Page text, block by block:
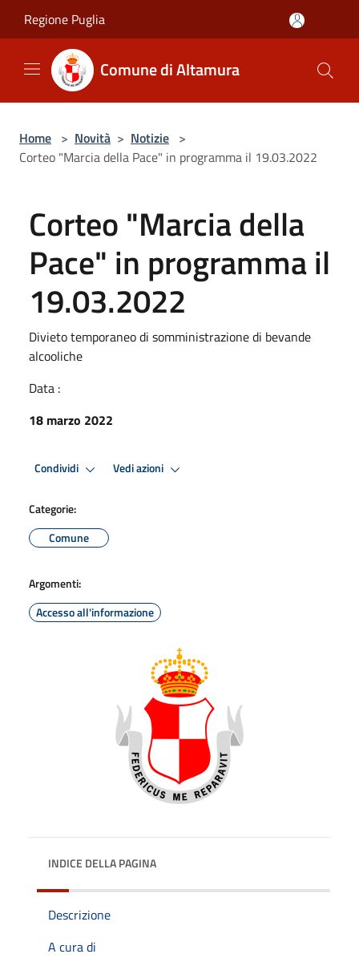
Regione Puglia
Comune di Altamura
Home > Novità > Notizie >
Corteo "Marcia della Pace" in programma il 19.03.2022
Corteo "Marcia della
Pace" in programma il
19.03.2022
Divieto temporaneo di somministrazione di bevande
alcooliche
Data :
18 marzo 2022
Condividi Vedi azioni
Categorie:
Comune
Argomenti:
Accesso all'informazione
INDICE DELLA PAGINA
Descrizione
A cura di